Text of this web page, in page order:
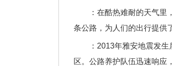
：在酷热难耐的天气里，
条公路，为人们的出行提供
：2013年雅安地震发生后
区。公路养护队伍迅速响应